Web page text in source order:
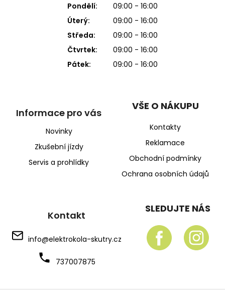
Pondělí:
09:00 - 16:00
Úterý:
09:00 - 16:00
Středa:
09:00 - 16:00
Čtvrtek:
09:00 - 16:00
Pátek:
09:00 - 16:00
Informace pro vás
Novinky
Zkušební jízdy
Servis a prohlídky
VŠE O NÁKUPU
Kontakty
Reklamace
Obchodní podmínky
Ochrana osobních údajů
Kontakt
info@elektrokola-skutry.cz
737007875
SLEDUJTE NÁS